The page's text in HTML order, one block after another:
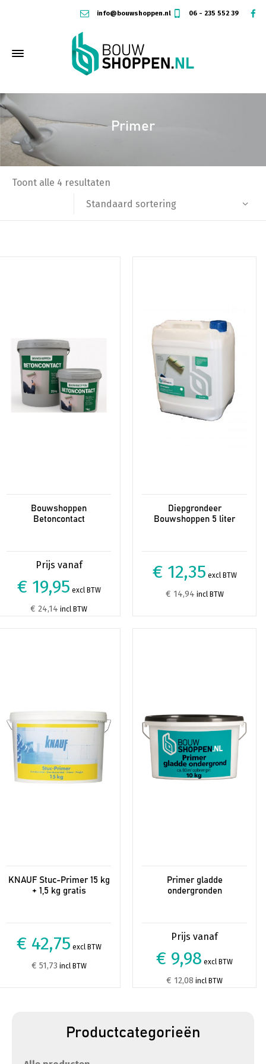
info@bouwshoppen.nl 06 - 235 552 39
Primer
Toont alle 4 resultaten
Standaard sortering
Deze
optie
kan
gekozen
worden
Bouwshoppen
Betoncontact
€ 19,95 excl BTW
€ 24,14 incl BTW
Diepgrondeer
Bouwshoppen 5 liter
€ 12,35 excl BTW
€ 14,94 incl BTW
KNAUF Stuc-Primer 15 kg
+ 1,5 kg gratis
€ 42,75 excl BTW
€ 51,73 incl BTW
optie
kan
gekozen
worden
Primer gladde
ondergronden
€ 9,98 excl BTW
€ 12,08 incl BTW
Productcategorieën